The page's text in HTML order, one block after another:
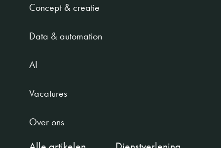
Concept & creatie
Data & automation
AI
Vacatures
Over ons